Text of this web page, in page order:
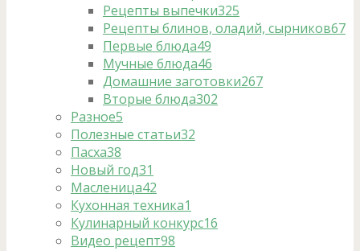
Рецепты выпечки325
Рецепты блинов, оладий, сырников67
Первые блюда49
Мучные блюда46
Домашние заготовки267
Вторые блюда302
Разное5
Полезные статьи32
Пасха38
Новый год31
Масленица42
Кухонная техника1
Кулинарный конкурс16
Видео рецепт98